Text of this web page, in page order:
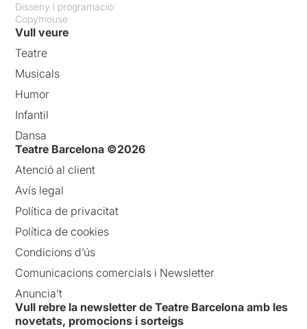
Disseny i programació:
Copymouse
Vull veure
Teatre
Musicals
Humor
Infantil
Dansa
Teatre Barcelona ©2026
Atenció al client
Avís legal
Política de privacitat
Política de cookies
Condicions d’ús
Comunicacions comercials i Newsletter
Anuncia’t
Vull rebre la newsletter de Teatre Barcelona amb les
novetats, promocions i sorteigs